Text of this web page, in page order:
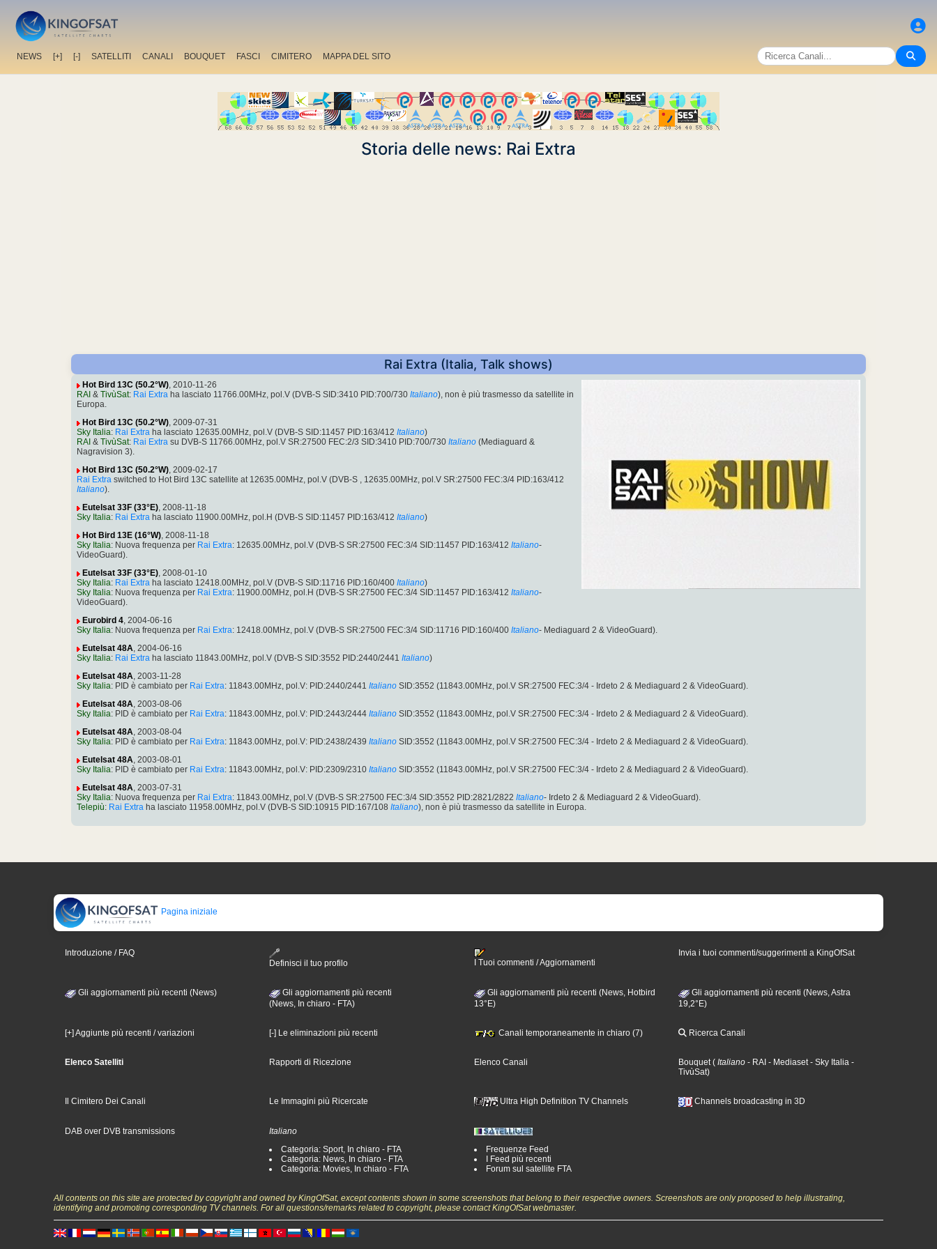
NEWS [+] [-] SATELLITI CANALI BOUQUET FASCI CIMITERO MAPPA DEL SITO
Storia delle news: Rai Extra
Rai Extra (Italia, Talk shows)
Hot Bird 13C (50.2°W), 2010-11-26
RAI & TivùSat: Rai Extra ha lasciato 11766.00MHz, pol.V (DVB-S SID:3410 PID:700/730 Italiano), non è più trasmesso da satellite in
Europa.
Hot Bird 13C (50.2°W), 2009-07-31
Sky Italia: Rai Extra ha lasciato 12635.00MHz, pol.V (DVB-S SID:11457 PID:163/412 Italiano)
RAI & TivùSat: Rai Extra su DVB-S 11766.00MHz, pol.V SR:27500 FEC:2/3 SID:3410 PID:700/730 Italiano (Mediaguard &
Nagravision 3).
Hot Bird 13C (50.2°W), 2009-02-17
Rai Extra switched to Hot Bird 13C satellite at 12635.00MHz, pol.V (DVB-S , 12635.00MHz, pol.V SR:27500 FEC:3/4 PID:163/412
Italiano).
Eutelsat 33F (33°E), 2008-11-18
Sky Italia: Rai Extra ha lasciato 11900.00MHz, pol.H (DVB-S SID:11457 PID:163/412 Italiano)
Hot Bird 13E (16°W), 2008-11-18
Sky Italia: Nuova frequenza per Rai Extra: 12635.00MHz, pol.V (DVB-S SR:27500 FEC:3/4 SID:11457 PID:163/412 Italiano-
VideoGuard).
Eutelsat 33F (33°E), 2008-01-10
Sky Italia: Rai Extra ha lasciato 12418.00MHz, pol.V (DVB-S SID:11716 PID:160/400 Italiano)
Sky Italia: Nuova frequenza per Rai Extra: 11900.00MHz, pol.H (DVB-S SR:27500 FEC:3/4 SID:11457 PID:163/412 Italiano-
VideoGuard).
Eurobird 4, 2004-06-16
Sky Italia: Nuova frequenza per Rai Extra: 12418.00MHz, pol.V (DVB-S SR:27500 FEC:3/4 SID:11716 PID:160/400 Italiano- Mediaguard 2 & VideoGuard).
Eutelsat 48A, 2004-06-16
Sky Italia: Rai Extra ha lasciato 11843.00MHz, pol.V (DVB-S SID:3552 PID:2440/2441 Italiano)
Eutelsat 48A, 2003-11-28
Sky Italia: PID è cambiato per Rai Extra: 11843.00MHz, pol.V: PID:2440/2441 Italiano SID:3552 (11843.00MHz, pol.V SR:27500 FEC:3/4 - Irdeto 2 & Mediaguard 2 & VideoGuard).
Eutelsat 48A, 2003-08-06
Sky Italia: PID è cambiato per Rai Extra: 11843.00MHz, pol.V: PID:2443/2444 Italiano SID:3552 (11843.00MHz, pol.V SR:27500 FEC:3/4 - Irdeto 2 & Mediaguard 2 & VideoGuard).
Eutelsat 48A, 2003-08-04
Sky Italia: PID è cambiato per Rai Extra: 11843.00MHz, pol.V: PID:2438/2439 Italiano SID:3552 (11843.00MHz, pol.V SR:27500 FEC:3/4 - Irdeto 2 & Mediaguard 2 & VideoGuard).
Eutelsat 48A, 2003-08-01
Sky Italia: PID è cambiato per Rai Extra: 11843.00MHz, pol.V: PID:2309/2310 Italiano SID:3552 (11843.00MHz, pol.V SR:27500 FEC:3/4 - Irdeto 2 & Mediaguard 2 & VideoGuard).
Eutelsat 48A, 2003-07-31
Sky Italia: Nuova frequenza per Rai Extra: 11843.00MHz, pol.V (DVB-S SR:27500 FEC:3/4 SID:3552 PID:2821/2822 Italiano- Irdeto 2 & Mediaguard 2 & VideoGuard).
Telepiù: Rai Extra ha lasciato 11958.00MHz, pol.V (DVB-S SID:10915 PID:167/108 Italiano), non è più trasmesso da satellite in Europa.
Pagina iniziale
Introduzione / FAQ
Definisci il tuo profilo
I Tuoi commenti / Aggiornamenti
Invia i tuoi commenti/suggerimenti a KingOfSat
Gli aggiornamenti più recenti (News)
Gli aggiornamenti più recenti
(News, In chiaro - FTA)
Gli aggiornamenti più recenti (News, Hotbird
13°E)
Gli aggiornamenti più recenti (News, Astra
19,2°E)
[+] Aggiunte più recenti / variazioni [-] Le eliminazioni più recenti Canali temporaneamente in chiaro (7) Ricerca Canali
Elenco Satelliti Rapporti di Ricezione Elenco Canali Bouquet( Italiano - RAI - Mediaset- Sky Italia -
TivùSat)
Il Cimitero Dei Canali Le Immagini più Ricercate Ultra High Definition TV Channels Channels broadcasting in 3D
DAB over DVB transmissions
Italiano
Categoria: Sport, In chiaro - FTA
Categoria: News, In chiaro - FTA
Categoria: Movies, In chiaro - FTA
Frequenze Feed
I Feed più recenti
Forum sul satellite FTA
All contents on this site are protected by copyright and owned by KingOfSat, except contents shown in some screenshots that belong to their respective owners. Screenshots are only proposed to help illustrating,
identifying and promoting corresponding TV channels. For all questions/remarks related to copyright, please contact KingOfSat webmaster.